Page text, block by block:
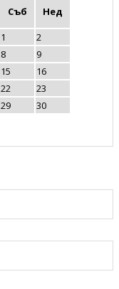
Съб
Нед
1
2
8
9
15
16
22
23
29
30